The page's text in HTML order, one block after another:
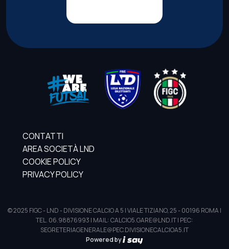
CONTATTI
AREA SOCIETÀ LND
COOKIE POLICY
PRIVACY POLICY
© 2025 FIGC - LND - DIVISIONE CALCIO A 5 | VIALE TIZIANO, 25 - 00196 ROMA |
TEL. 06.98876993 | MAIL: CALCIO5.GARE@LND.IT | PEC:
SEGRETERIAGENERALE@PEC.DIVISIONECALCIOA5.IT
Powered by